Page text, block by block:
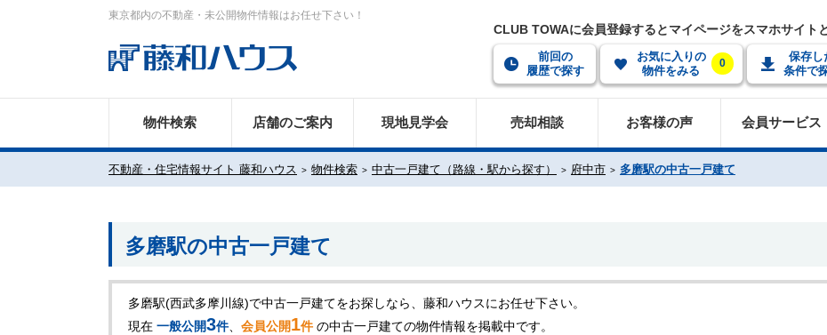
東京都内の不動産・未公開物件情報はお任せ下さい！
CLUB TOWAに会員登録するとマイページをスマホサイト
前回の
履歴で探す
お気に入りの
物件をみる
0
保存し
条件で
物件検索 店舗のご案内 現地見学会 売却相談 お客様の声 会員サービス
不動産・住宅情報サイト 藤和ハウス 物件検索 中古一戸建て（路線・駅から探す） 府中市 多磨駅の中古一戸建て
多磨駅の中古一戸建て
多磨駅(西武多摩川線)で中古一戸建てをお探しなら、藤和ハウスにお任せ下さい。
現在 一般公開3件、 会員公開1件 の中古一戸建ての物件情報を掲載中です。